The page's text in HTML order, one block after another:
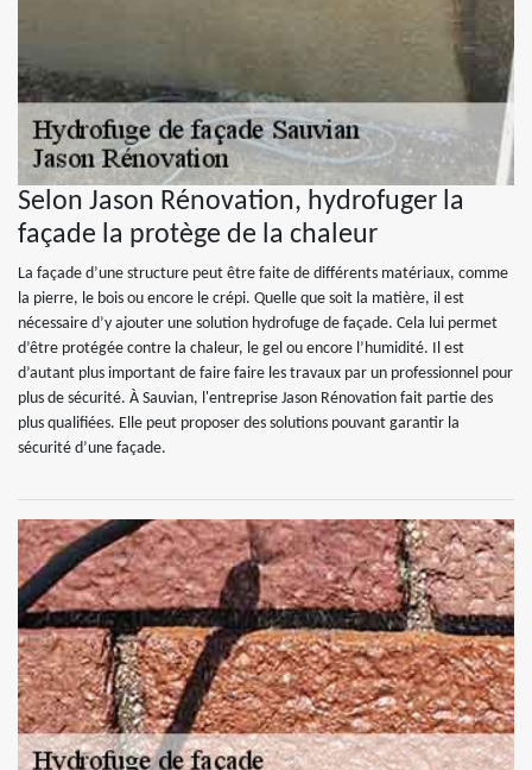
Selon Jason Rénovation, hydrofuger la
façade la protège de la chaleur
La façade d’une structure peut être faite de différents matériaux, comme
la pierre, le bois ou encore le crépi. Quelle que soit la matière, il est
nécessaire d’y ajouter une solution hydrofuge de façade. Cela lui permet
d’être protégée contre la chaleur, le gel ou encore l’humidité. Il est
d’autant plus important de faire faire les travaux par un professionnel pour
plus de sécurité. À Sauvian, l'entreprise Jason Rénovation fait partie des
plus qualifiées. Elle peut proposer des solutions pouvant garantir la
sécurité d’une façade.